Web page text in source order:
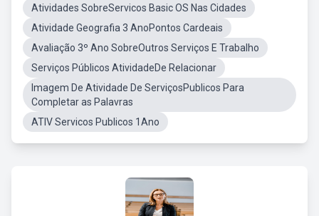
Atividades SobreServicos Basic OS Nas Cidades
Atividade Geografia 3 AnoPontos Cardeais
Avaliação 3º Ano SobreOutros Serviços E Trabalho
Serviços Públicos AtividadeDe Relacionar
Imagem De Atividade De ServiçosPublicos Para
Completar as Palavras
ATIV Servicos Publicos 1Ano